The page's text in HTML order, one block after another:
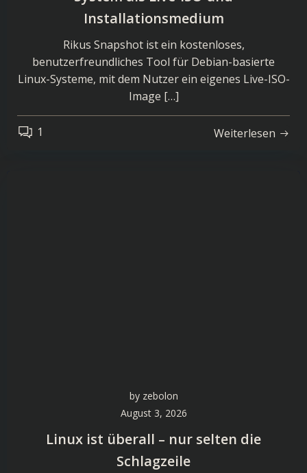
Installationsmedium
Rikus Snapshot ist ein kostenloses,
benutzerfreundliches Tool für Debian-basierte
Linux-Systeme, mit dem Nutzer ein eigenes Live-ISO-
Image […]
1 Weiterlesen
by zebolon
August 3, 2026
Linux ist überall – nur selten die
Schlagzeile